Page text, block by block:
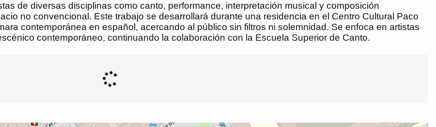
de diversas disciplinas como canto, performance, interpretación musical y composición
no convencional. Este trabajo se desarrollará durante una residencia en el Centro Cultural Paco
contemporánea en español, acercando al público sin filtros ni solemnidad. Se enfoca en artistas
contemporáneo, continuando la colaboración con la Escuela Superior de Canto.